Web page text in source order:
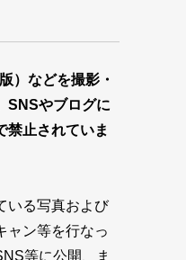
）などを撮影・
SNSやブログに
禁止されていま
いる写真および
ャン等を行なっ
等に公開、ま